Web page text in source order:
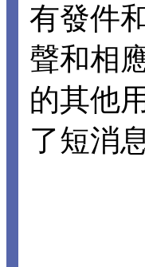
有發件
聲和相
的其他
了短消